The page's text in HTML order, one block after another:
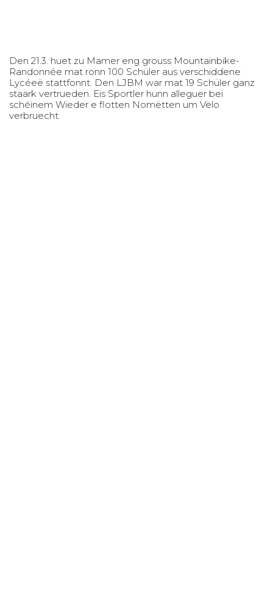
Den 21.3. huet zu Mamer eng grouss Mountainbike-
Randonnée mat ronn 100 Schüler aus verschiddene
Lycéeë stattfonnt. Den LJBM war mat 19 Schüler ganz
staark vertrueden. Eis Sportler hunn alleguer bei
schéinem Wieder e flotten Nomëtten um Vëlo
verbruecht.